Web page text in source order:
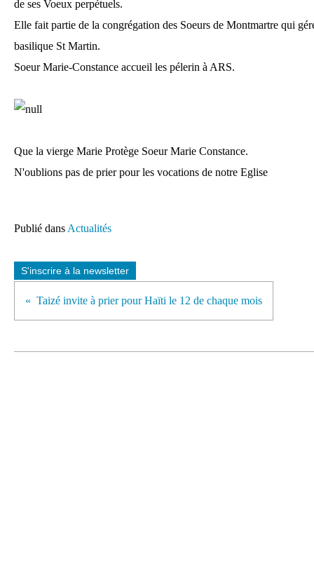
de ses Voeux perpétuels.
Elle fait partie de la congrégation des Soeurs de Montmartre qui
basilique St Martin.
Soeur Marie-Constance accueil les pélerin à ARS.
Que la vierge Marie Protège Soeur Marie Constance.
N'oublions pas de prier pour les vocations de notre Eglise
Publié dans Actualités
S'inscrire à la newsletter
Taizé invite à prier pour Haïti le 12 de chaque mois